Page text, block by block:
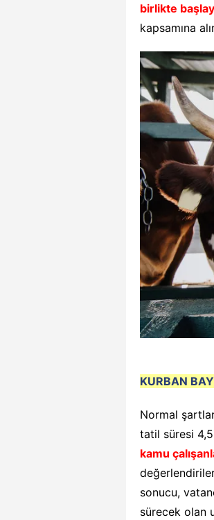
birlikte
kapsamına
KURBAN
Normal
tatil süresi
kamu
sonucu,
sürecek olan